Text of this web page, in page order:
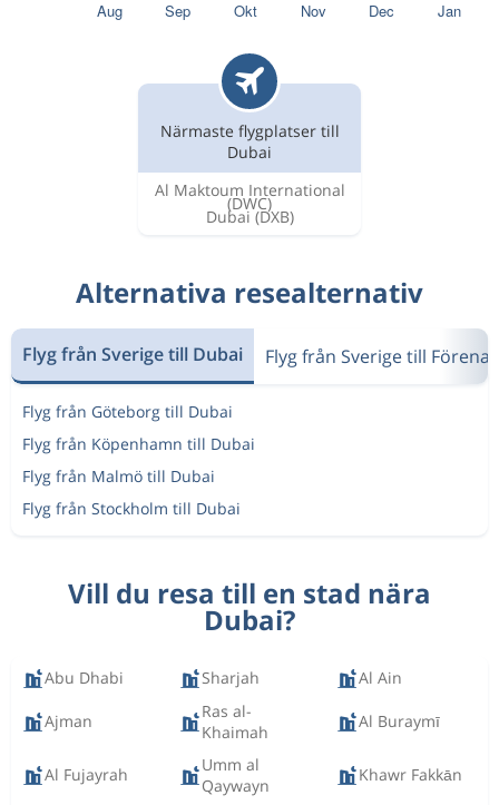
Närmaste flygplatser till
Dubai
Al Maktoum International
(DWC)
Dubai (DXB)
Alternativa resealternativ
Flyg från Sverige till Dubai Flyg från Sverige till
Flyg från Göteborg till Dubai
Flyg från Köpenhamn till Dubai
Flyg från Malmö till Dubai
Flyg från Stockholm till Dubai
Vill du resa till en stad nära
Dubai?
Abu Dhabi Sharjah Al Ain
Ajman
Ras al-
Khaimah
Al Buraymī
Al Fujayrah
Umm al
Qaywayn
Khawr Fakkān